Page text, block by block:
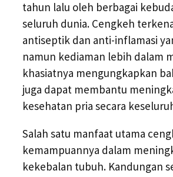
tahun lalu oleh berbagai
seluruh dunia. Cengkeh
antiseptik dan anti-inflamasi
namun kediaman lebih dalam
khasiatnya mengungkapkan
juga dapat membantu
kesehatan pria secara
Salah satu manfaat utama
kemampuannya dalam
kekebalan tubuh. Kandungan